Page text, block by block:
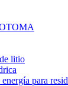
litio
para